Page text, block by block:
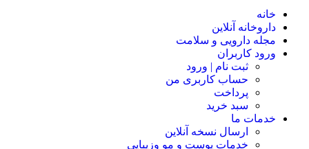
خانه
داروخانه آنلاین
مجله دارویی و سلامت
ورود کاربران
ثبت نام | ورود
حساب کاربری من
پرداخت
سبد خرید
خدمات ما
ارسال نسخه آنلاین
خدمات پوست و مو وزیبایی